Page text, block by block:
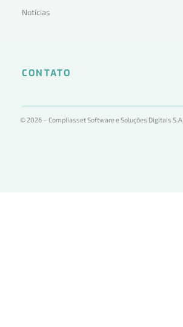
Notícias
CONTATO
© 2026 – Compliasset Software e Soluções Digitais S.A.